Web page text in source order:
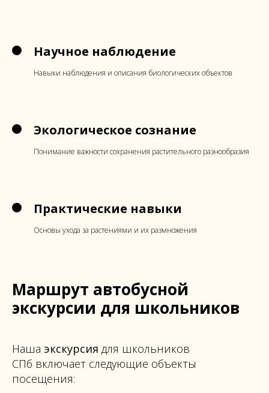
Научное наблюдение
Навыки наблюдения и описания биологических объектов
Экологическое сознание
Понимание важности сохранения растительного разнообразия
Практические навыки
Основы ухода за растениями и их размножения
Маршрут автобусной
экскурсии для школьников
Наша экскурсия для школьников
СПб включает следующие объекты
посещения: